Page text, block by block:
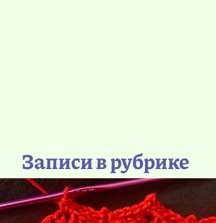
Записи в рубрике